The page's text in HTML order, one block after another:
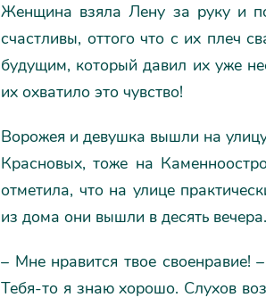
Женщина взяла Лену за руку и
счастливы, оттого что с их плеч
будущим, который давил их уже
их охватило это чувство!
Ворожея и девушка вышли на
Красновых, тоже на
отметила, что на улице
из дома они вышли в десять вечера.
– Мне нравится твое своенравие!
Тебя-то я знаю хорошо. Слухов